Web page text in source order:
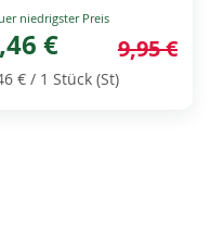
€ 9,95 €
€ / 1 Stück (St)